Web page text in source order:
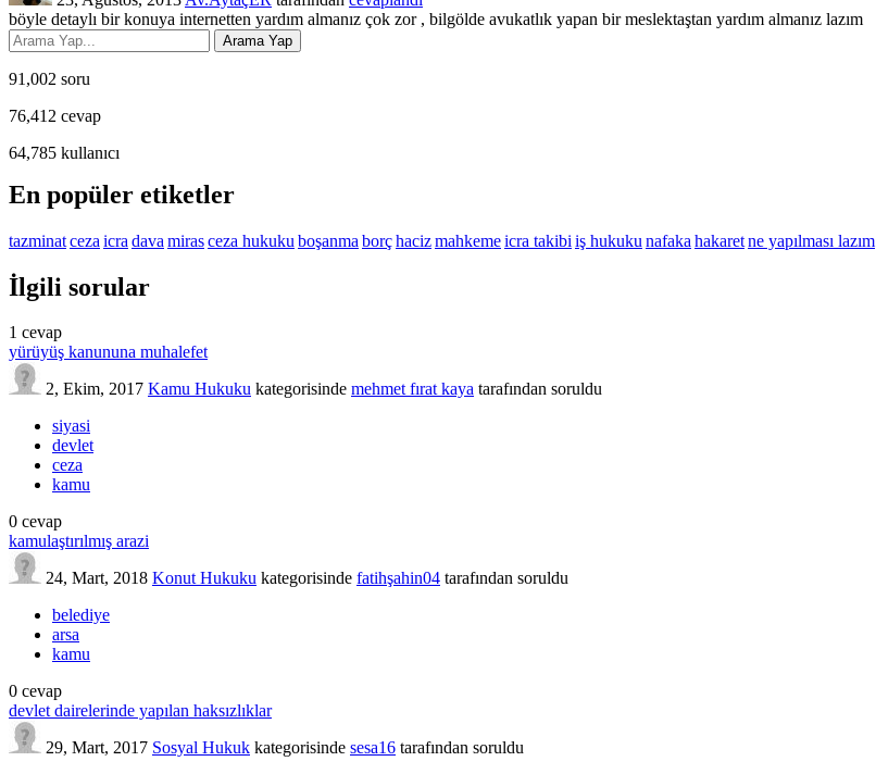
böyle detaylı bir konuya internetten yardım almanız çok zor , bilgölde avukatlık yapan bir meslektaştan yardım almanız lazım
91,002 soru
76,412 cevap
64,785 kullanıcı
En popüler etiketler
tazminatceza icra dava mirasceza hukuku boşanma borçhacizmahkemeicra takibi iş hukuku nafaka hakaretne yapılması lazım
İlgili sorular
1 cevap
yürüyüş kanununa muhalefet
2, Ekim, 2017 Kamu Hukuku kategorisinde mehmet fırat kaya tarafından soruldu
siyasi
devlet
ceza
kamu
0 cevap
kamulaştırılmış arazi
24, Mart, 2018 Konut Hukuku kategorisinde fatihşahin04 tarafından soruldu
belediye
arsa
kamu
0 cevap
devlet dairelerinde yapılan haksızlıklar
29, Mart, 2017 Sosyal Hukuk kategorisinde sesa16 tarafından soruldu